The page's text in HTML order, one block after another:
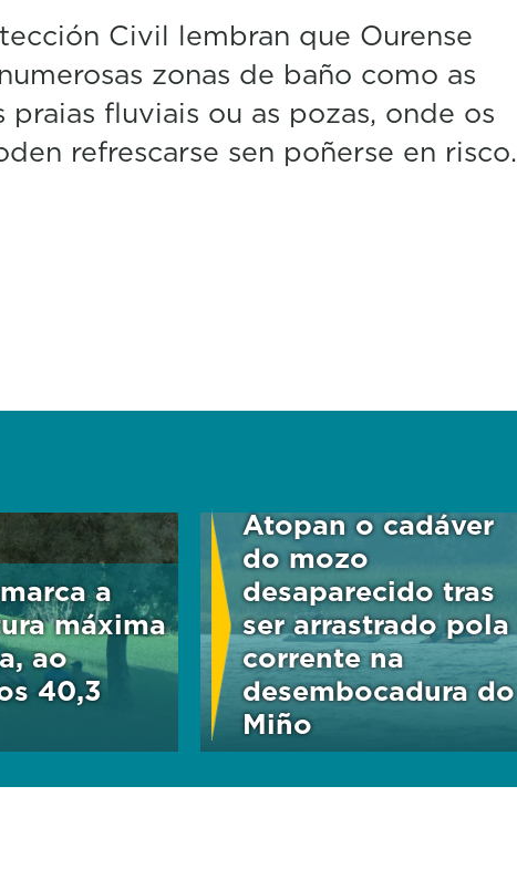
Civil lembran que Ourense
zonas de baño como as
praias fluviais ou as pozas, onde os
refrescarse sen poñerse en risco.
a
máxima
ao
40,3
Atopan o cadáver
do mozo
desaparecido tras
ser arrastrado pola
corrente na
desembocadura do
Miño